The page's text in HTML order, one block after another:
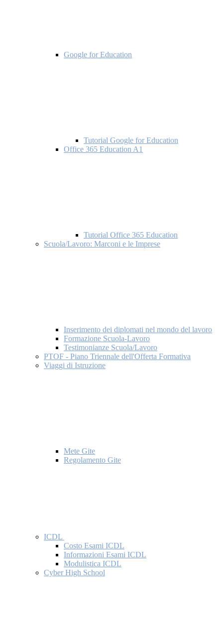
Google for Education
Tutorial Google for Education
Office 365 Education A1
Tutorial Office 365 Education
Scuola/Lavoro: Marconi e le Imprese
Inserimento dei diplomati nel mondo del lavoro
Formazione Scuola-Lavoro
Testimonianze Scuola/Lavoro
PTOF - Piano Triennale dell'Offerta Formativa
Viaggi di Istruzione
Mete Gite
Regolamento Gite
ICDL
Costo Esami ICDL
Informazioni Esami ICDL
Modulistica ICDL
Cyber High School